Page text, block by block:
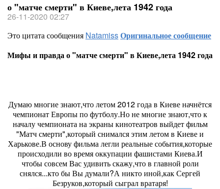
о "матче смерти" в Киеве,лета 1942 года
26-11-2020 02:27
Это цитата сообщения NatamissОригинальное сообщение
Мифы и правда о "матче смерти" в Киеве,лета 1942 года
Думаю многие знают,что летом 2012 года в Киеве начнётся
чемпионат Европы по футболу.Но не многие знают,что к
началу чемпионата на экраны кинотеатров выйдет фильм
"Матч смерти",который снимался этим летом в Киеве и
Харькове.В основу фильма легли реальные события,которые
происходили во время оккупации фашистами Киева.И
чтобы совсем Вас удивить скажу,что в главной роли
снялся...кто бы Вы думали?А никто иной,как Сергей
Безруков,который сыграл вратаря!